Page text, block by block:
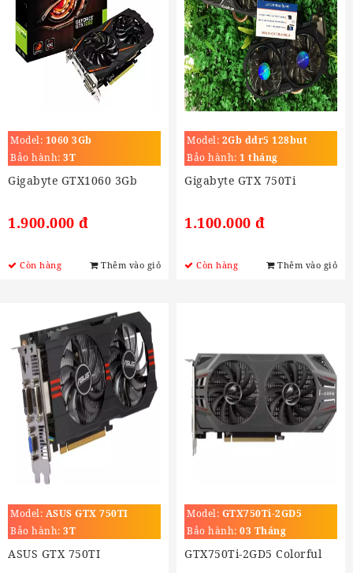
Model: 1060 3Gb
Bảo hành: 3T
Gigabyte GTX1060 3Gb
1.900.000 đ
Còn hàng Thêm vào giỏ
Model: 2Gb ddr5 128but
Bảo hành: 1 tháng
Gigabyte GTX 750Ti
1.100.000 đ
Còn hàng Thêm vào giỏ
Model: ASUS GTX 750TI
Bảo hành: 3T
ASUS GTX 750TI
Model: GTX750Ti-2GD5
Bảo hành: 03 Tháng
GTX750Ti-2GD5 Colorful